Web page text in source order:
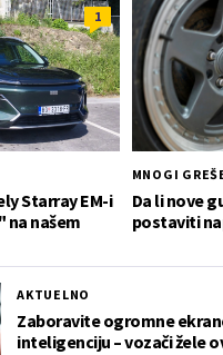
1
Starray EM-i
na našem
MNOGI
Da li nove
postaviti
AKTUELNO
Zaboravite ogromne
inteligenciju – vozači žele